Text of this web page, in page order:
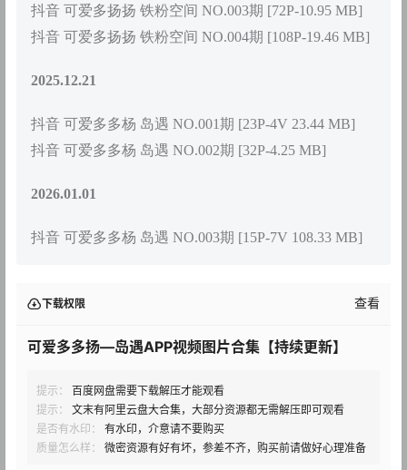
抖音 可爱多扬扬 铁粉空间 NO.003期 [72P-10.95 MB]
抖音 可爱多扬扬 铁粉空间 NO.004期 [108P-19.46 MB]
2025.12.21
抖音 可爱多多杨 岛遇 NO.001期 [23P-4V 23.44 MB]
抖音 可爱多多杨 岛遇 NO.002期 [32P-4.25 MB]
2026.01.01
抖音 可爱多多杨 岛遇 NO.003期 [15P-7V 108.33 MB]
下载权限 查看
可爱多多扬—岛遇APP视频图片合集【持续更新】
提示：
百度网盘需要下载解压才能观看
提示：
文末有阿里云盘大合集，大部分资源都无需解压即可观看
是否有水印：
有水印，介意请不要购买
质量怎么样：
微密资源有好有坏，参差不齐，购买前请做好心理准备